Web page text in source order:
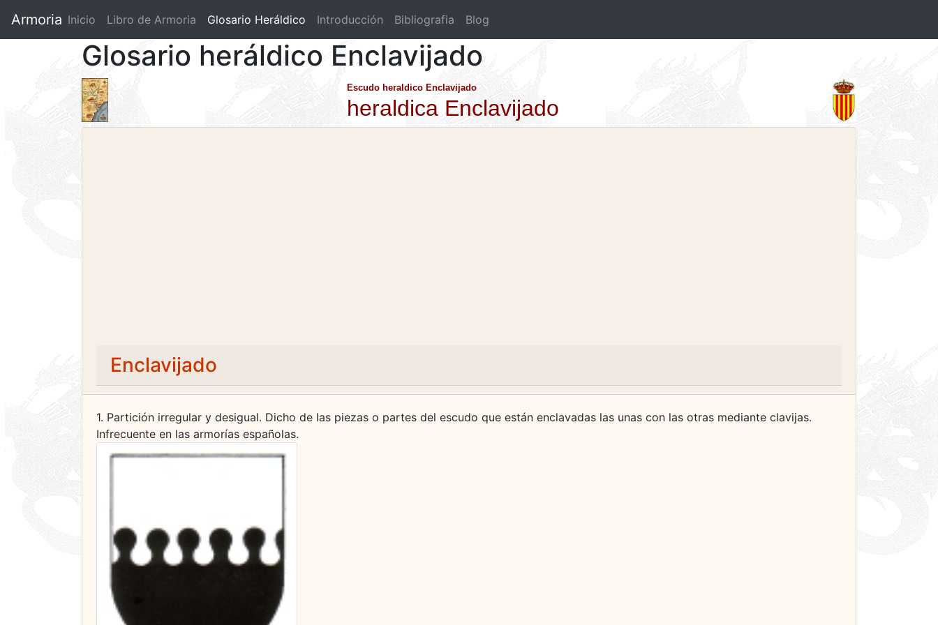
Armoria Inicio Libro de Armoria (current)
Glosario Heráldico Introducción Bibliografia Blog
Glosario heráldico Enclavijado
Escudo heraldico Enclavijado
heraldica Enclavijado
Enclavijado
1. Partición irregular y desigual. Dicho de las piezas o partes del escudo que están enclavadas las unas con las otras mediante clavijas.
Infrecuente en las armorías españolas.